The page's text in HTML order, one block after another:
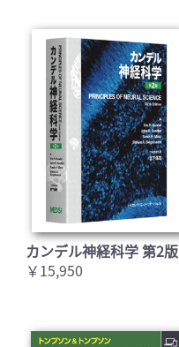
カンデル神経科学 第2版
￥15,950